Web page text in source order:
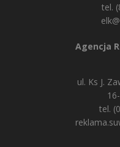
tel.
Agencja
ul. Ks J.
tel.